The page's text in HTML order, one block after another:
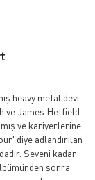
heavy metal devi
ve James Hetfield
ve kariyerlerine
diye adlandırılan
Seveni kadar
sonra